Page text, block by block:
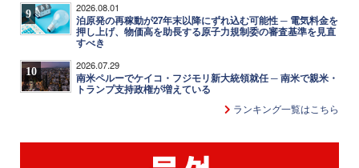
9 2026.08.01
泊原発の再稼動が27年末以降にずれ込む可能性 ─ 電気料金を
押し上げ、物価高を助長する原子力規制委の審査基準を見直
すべき
10 2026.07.29
南米ペルーでケイコ・フジモリ新大統領就任 ─ 南米で親米・
トランプ支持政権が増えている
ランキング一覧はこちら